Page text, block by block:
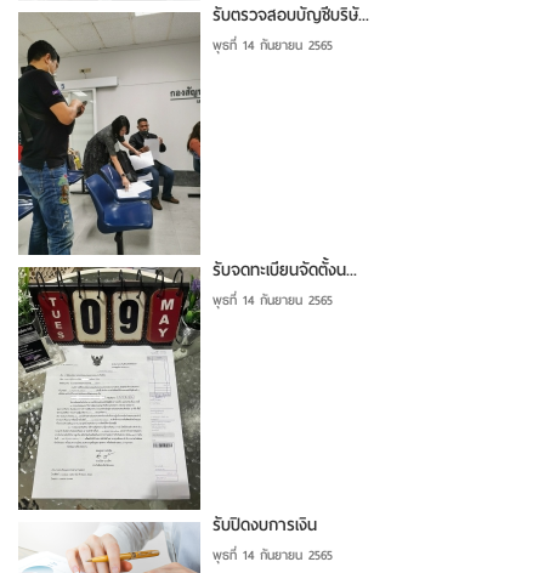
รับตรวจสอบบัญชีบริษั...
พุธที่ 14 กันยายน 2565
รับจดทะเบียนจัดตั้งน...
พุธที่ 14 กันยายน 2565
รับปิดงบการเงิน
พุธที่ 14 กันยายน 2565